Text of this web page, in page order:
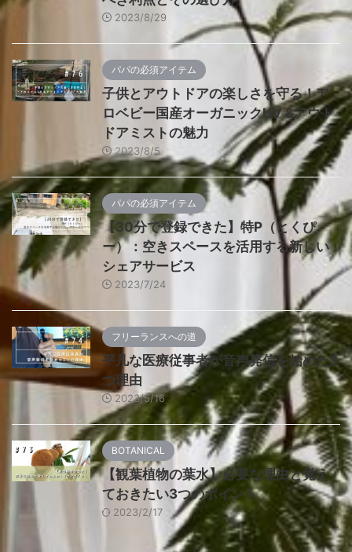
2023/8/29
パパの必須アイテム
子供とアウトドアの楽しさを守る！ア
ロベビー国産オーガニックUV &アウト
ドアミストの魅力
2023/8/5
パパの必須アイテム
【30分で登録できた】特P（とくぴ
ー）：空きスペースを活用する新しい
シェアサービス
2023/7/24
フリーランスへの道
平凡な医療従事者が音声発信を始めた3
つ理由
2023/5/16
BOTANICAL
【観葉植物の葉水】必要な理由と覚え
ておきたい3つのポイント
2023/2/17